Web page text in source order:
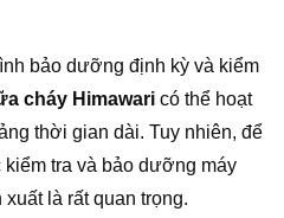
bảo dưỡng định kỳ và kiểm
cháy Himawari có thể hoạt
thời gian dài. Tuy nhiên, để
tra và bảo dưỡng máy
là rất quan trọng.